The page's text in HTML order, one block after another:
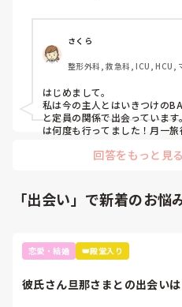
さくら
整形外科, 救急科, ICU, HCU,
期, 回復期
はじめまして。
私は今の主人とはいきつけの
と定員の関係で出会っていま
は何度も行ってました！月一旅
ったと思います。回答をもっと見る
「出会い」で新着のお悩
恋愛・結婚 👑殿堂入り
彼氏さん旦那さまとの出会い